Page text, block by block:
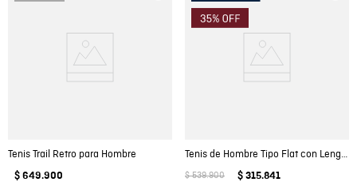
Tenis Trail Retro para Hombre
$ 649.900
Tenis de Hombre Tipo Flat con Lengua Doble Contraste en Cuero con Grano Natural
$ 539.900 $ 315.841